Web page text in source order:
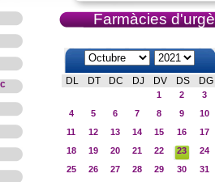
Farmàcies
DL DT DC DJ DV DS DG
1 2
3
4
5 6 7 8 9
10
11
12 13 14 15 16
17
18
19 20 21 22 23
24
25
26 27 28 29 30
31